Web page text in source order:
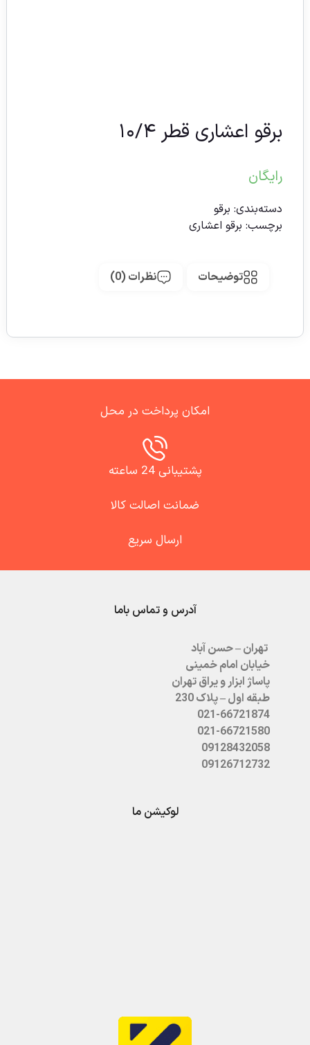
برقو اعشاری قطر ۱۰/۴
رایگان
دسته‌بندی: برقو
برچسب: برقو اعشاری
توضیحات نظرات (0)
امکان پرداخت در محل
پشتیبانی 24 ساعته
ضمانت اصالت کالا
ارسال سریع
آدرس و تماس باما
تهران – حسن آباد
خیابان امام خمینی
پاساژ ابزار و یراق تهران
طبقه اول – پلاک 230
021-66721874
021-66721580
09128432058
09126712732
لوکیشن ما